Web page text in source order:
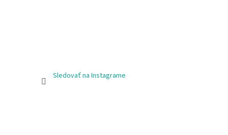
Sledovať na Instagrame